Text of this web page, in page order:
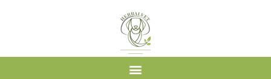
PerNaturam